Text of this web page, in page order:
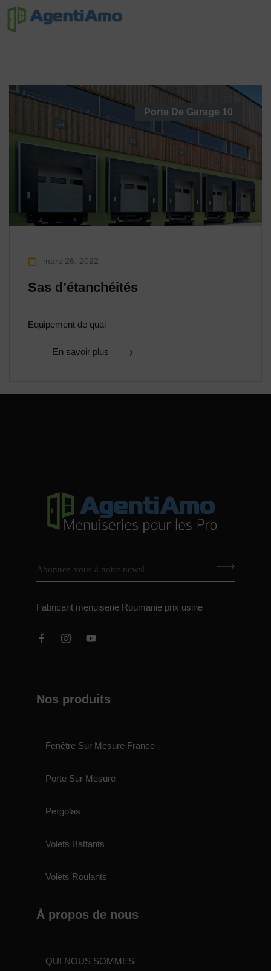
Porte De Garage 10
mars 26, 2022
Sas d’étanchéités
Equipement de quai
En savoir plus
Fabricant menuiserie Roumanie prix usine
Nos produits
Fenêtre Sur Mesure France
Porte Sur Mesure
Pergolas
Volets Battants
Volets Roulants
À propos de nous
QUI NOUS SOMMES